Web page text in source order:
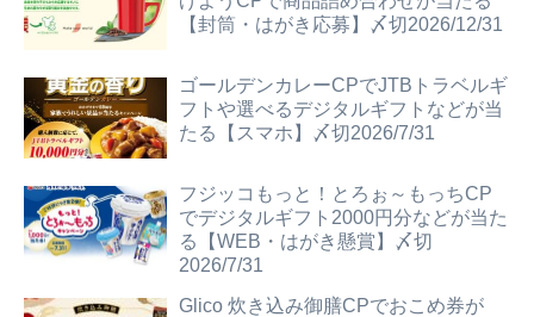
【封筒・はがき応募】〆切2026/12/31
ゴールデンカレーCPでJTBトラベルギ
フトや選べるデジタルギフトなどが当
たる【スマホ】〆切2026/7/31
フジッコもっと！とろぉ～もっちCP
でデジタルギフト2000円分などが当た
る【WEB・はがき懸賞】〆切
2026/7/31
Glico 炊き込み御膳CPでおこめ券が